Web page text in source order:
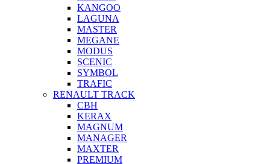
KANGOO
LAGUNA
MASTER
MEGANE
MODUS
SCENIC
SYMBOL
TRAFIC
RENAULT TRACK
CBH
KERAX
MAGNUM
MANAGER
MAXTER
PREMIUM